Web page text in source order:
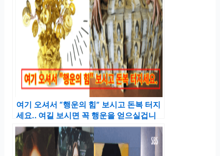
여기 오셔서 “행운의 힘” 보시고 돈복 터지
세요.. 여길 보시면 꼭 행운을 얻으실겁니
다.